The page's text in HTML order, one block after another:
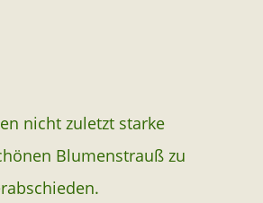
nicht zuletzt starke
Blumenstrauß zu